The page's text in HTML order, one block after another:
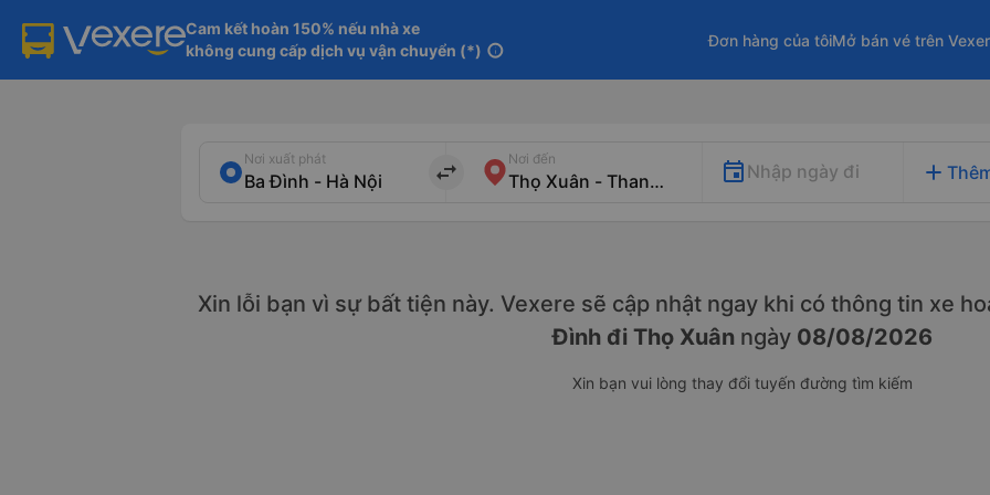
Cam kết hoàn 150% nếu nhà xe
không cung cấp dịch vụ vận chuyển (*) info
Đơn hàng của tôiMở bán vé trên
Nơi xuất phát
import_export
Nơi đến
Nhập ngày đi add
Xin lỗi bạn vì sự bất tiện này. Vexere sẽ cập nhật ngay khi có thông tin xe
Đình đi Thọ Xuân ngày 08/08/2026
Xin bạn vui lòng thay đổi tuyến đường tìm kiếm